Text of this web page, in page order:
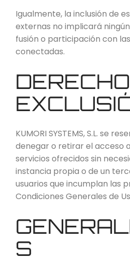
Igualmente, la inclusión de
externas no implicará
fusión o participación con
conectadas.
KUMORI SYSTEMS, S.L. se
denegar o retirar el acceso
servicios ofrecidos sin
instancia propia o de un
usuarios que incumplan las
Condiciones Generales de
S